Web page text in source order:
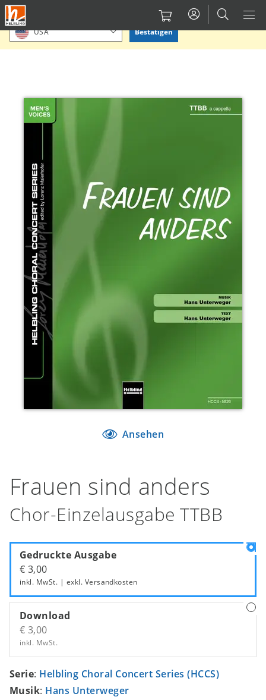
Direkt
zum
Inhalt
Bitte Standort bestätigen oder einen anderen auswählen.
USA Bestätigen
Ansehen
Frauen sind anders
Chor-Einzelausgabe TTBB
Gedruckte Ausgabe
€ 3,00
inkl. MwSt. | exkl. Versandkosten
Download
€ 3,00
inkl. MwSt.
Serie: Helbling Choral Concert Series (HCCS)
Musik: Hans Unterweger